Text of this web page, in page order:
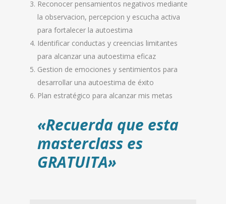
Reconocer pensamientos negativos mediante
la observacion, percepcion y escucha activa
para fortalecer la autoestima
Identificar conductas y creencias limitantes
para alcanzar una autoestima eficaz
Gestion de emociones y sentimientos para
desarrollar una autoestima de éxito
Plan estratégico para alcanzar mis metas
«Recuerda que esta
masterclass es
GRATUITA»